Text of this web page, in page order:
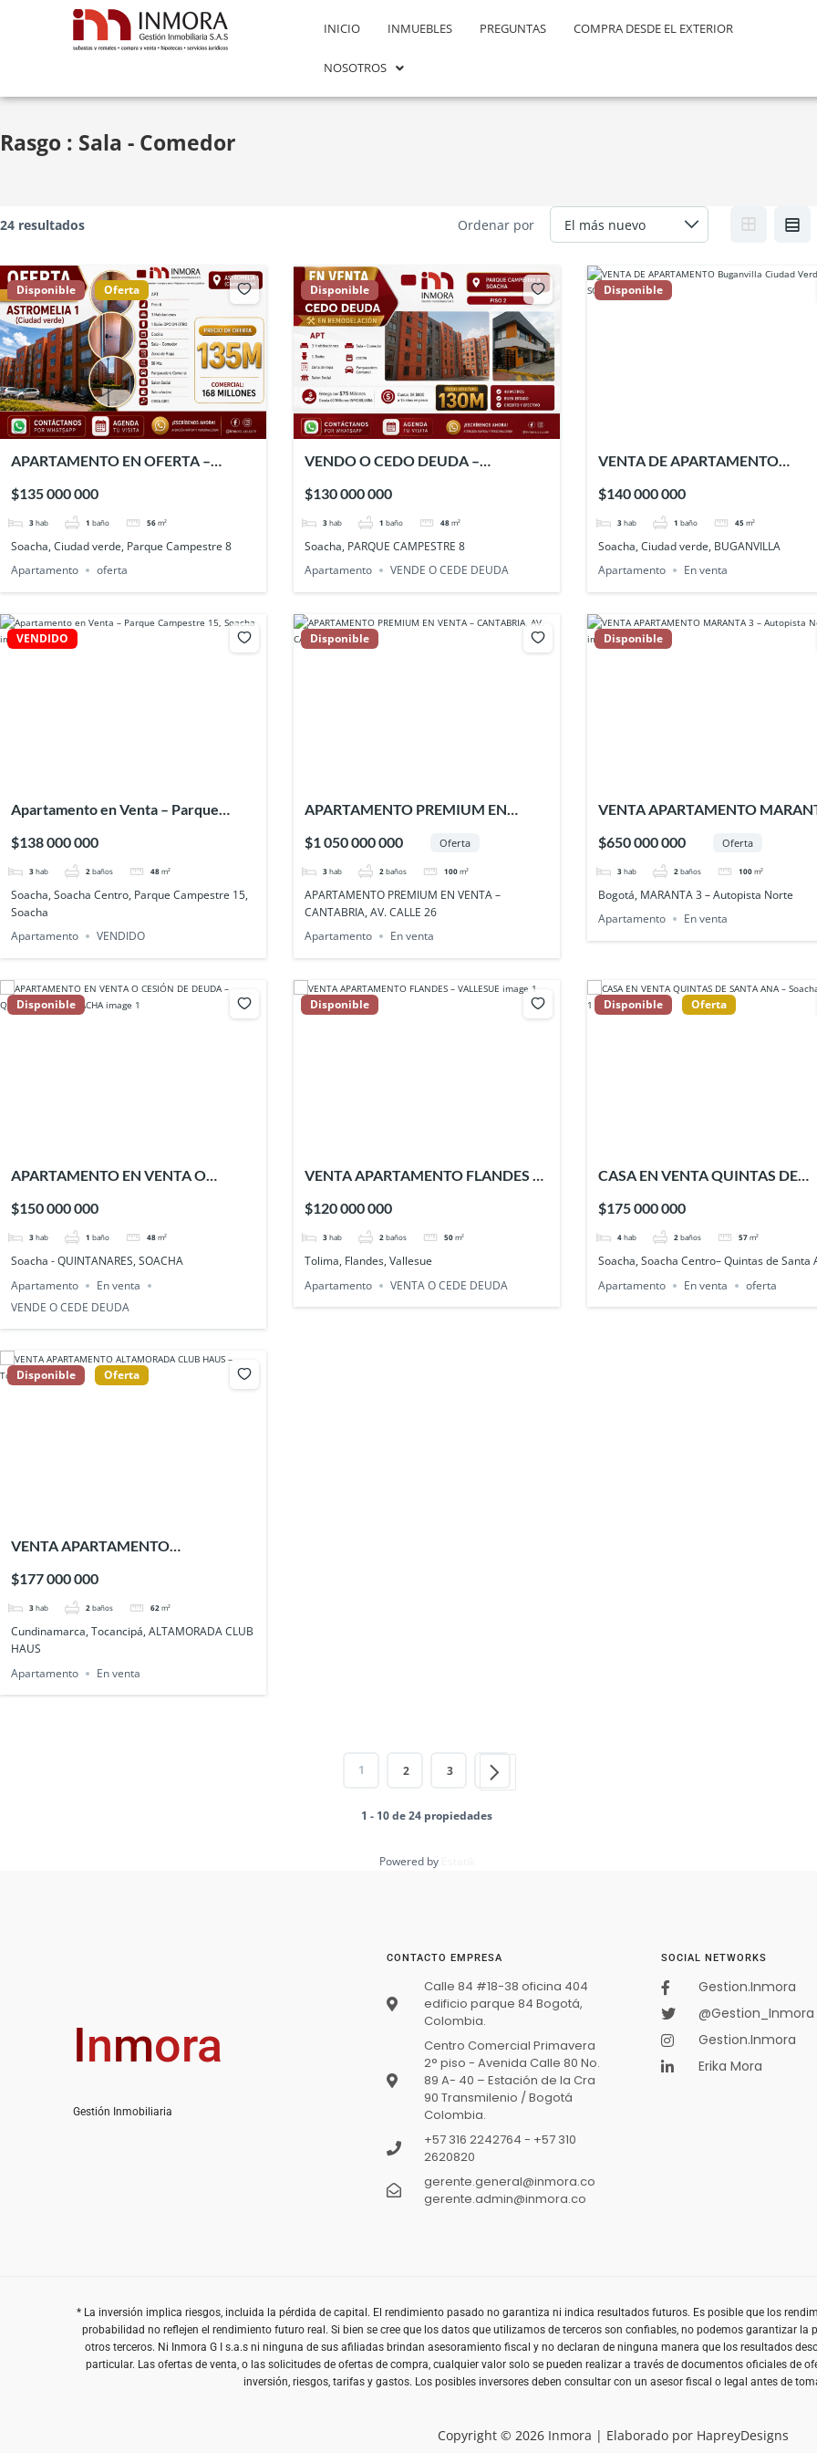
INICIO INMUEBLES PREGUNTAS COMPRA DESDE EL EXTERIOR
NOSOTROS
Rasgo : Sala - Comedor
24 resultados Ordenar por
Disponible Oferta
APARTAMENTO EN OFERTA –
$135 000 000
3 hab 1 baño 56 m²
Soacha, Ciudad verde, Parque Campestre 8
Apartamento
oferta
Disponible
VENDO O CEDO DEUDA –
CAMPESTRE 8 – SOACHA
$130 000 000
3 hab 1 baño 48 m²
Soacha, PARQUE CAMPESTRE 8
Apartamento
VENDE O CEDE DEUDA
Disponible
VENTA DE APARTAMENTO
$140 000 000
3 hab 1 baño 45 m²
Soacha, Ciudad verde, BUGANVILLA
Apartamento
En venta
VENDIDO
Apartamento en Venta – Parque
$138 000 000
3 hab 2 baños 48 m²
Soacha, Soacha Centro, Parque Campestre 15,
Soacha
Apartamento
VENDIDO
Disponible
APARTAMENTO PREMIUM EN
$1 050 000 000 Oferta
3 hab 2 baños 100 m²
APARTAMENTO PREMIUM EN VENTA –
CANTABRIA, AV. CALLE 26
Apartamento
En venta
Disponible
VENTA APARTAMENTO
$650 000 000 Oferta
3 hab 2 baños 100 m²
Bogotá, MARANTA 3 – Autopista Norte
Apartamento
En venta
Disponible
APARTAMENTO EN VENTA O
QUINTANARES, SOACHA
$150 000 000
3 hab 1 baño 48 m²
Soacha - QUINTANARES, SOACHA
Apartamento
En venta
VENDE O CEDE DEUDA
Disponible
VENTA APARTAMENTO FLANDES –
$120 000 000
3 hab 2 baños 50 m²
Tolima, Flandes, Vallesue
Apartamento
VENTA O CEDE DEUDA
Disponible Oferta
CASA EN VENTA QUINTAS DE
$175 000 000
4 hab 2 baños 57 m²
Soacha, Soacha Centro– Quintas de Santa
Apartamento
En venta oferta
Disponible Oferta
VENTA APARTAMENTO
Tocancipá
$177 000 000
3 hab 2 baños 62 m²
Cundinamarca, Tocancipá, ALTAMORADA CLUB
HAUS
Apartamento
En venta
1 2 3
1 - 10 de 24 propiedades
Powered by
Inmora
Gestión Inmobiliaria
CONTACTO EMPRESA
Calle 84 #18-38 oficina 404
edificio parque 84 Bogotá,
Colombia.
Centro Comercial Primavera
2° piso - Avenida Calle 80 No.
89 A- 40 – Estación de la Cra
90 Transmilenio / Bogotá
Colombia.
+57 316 2242764 - +57 310
2620820
gerente.general@inmora.co
gerente.admin@inmora.co
SOCIAL NETWORKS
Gestion.Inmora
@Gestion_Inmora
Gestion.Inmora
Erika Mora
* La inversión implica riesgos, incluida la pérdida de capital. El rendimiento pasado no garantiza ni indica resultados futuros. Es posible que los
probabilidad no reflejen el rendimiento futuro real. Si bien se cree que los datos que utilizamos de terceros son confiables, no podemos garantizar
otros terceros. Ni Inmora G I s.a.s ni ninguna de sus afiliadas brindan asesoramiento fiscal y no declaran de ninguna manera que los resultados
particular. Las ofertas de venta, o las solicitudes de ofertas de compra, cualquier valor solo se pueden realizar a través de documentos oficiales de
inversión, riesgos, tarifas y gastos. Los posibles inversores deben consultar con un asesor fiscal o legal antes de
Copyright © 2026 Inmora | Elaborado por HapreyDesigns